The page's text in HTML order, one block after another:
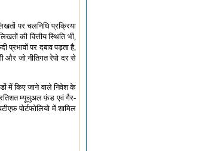
पर चलनिधि प्रक्रिया
की वित्तीय स्थिति भी,
प्रभावों पर दबाव पड़ता है,
और जो नीतिगत रेपो दर से
में किए जाने वाले निवेश के
प्रतिशत म्यूचुअल फ़ंड एवं गैर-
पोर्टफोलियो में शामिल